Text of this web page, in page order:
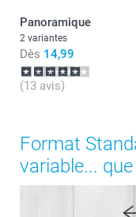
Panoramique
2 variantes
Dès 14,99
(13 avis)
Format
variable...